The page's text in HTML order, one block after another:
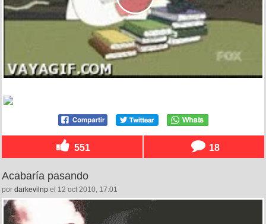
551 18
Acabaría pasando
por darkevilnp el 12 oct 2010, 17:01